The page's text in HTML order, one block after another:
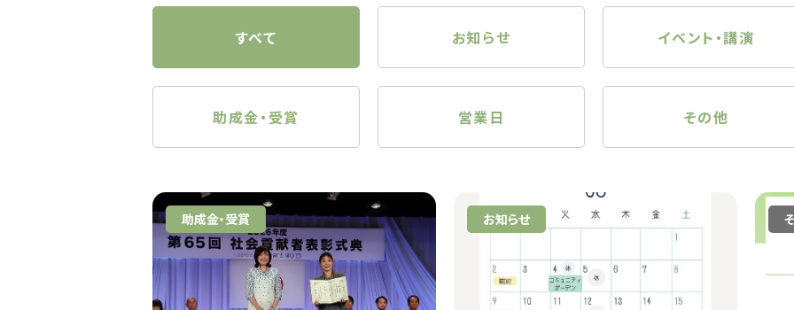
すべて お知らせ イベント・講演
助成金・受賞 営業日 その他
助成金・受賞 お知らせ